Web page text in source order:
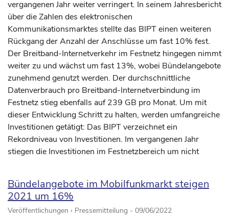
vergangenen Jahr weiter verringert. In seinem Jahresbericht
über die Zahlen des elektronischen
Kommunikationsmarktes stellte das BIPT einen weiteren
Rückgang der Anzahl der Anschlüsse um fast 10% fest.
Der Breitband-Internetverkehr im Festnetz hingegen nimmt
weiter zu und wächst um fast 13%, wobei Bündelangebote
zunehmend genutzt werden. Der durchschnittliche
Datenverbrauch pro Breitband-Internetverbindung im
Festnetz stieg ebenfalls auf 239 GB pro Monat. Um mit
dieser Entwicklung Schritt zu halten, werden umfangreiche
Investitionen getätigt: Das BIPT verzeichnet ein
Rekordniveau von Investitionen. Im vergangenen Jahr
stiegen die Investitionen im Festnetzbereich um nicht
Bündelangebote im Mobilfunkmarkt steigen
2021 um 16%
Veröffentlichungen › Pressemitteilung - 09/06/2022